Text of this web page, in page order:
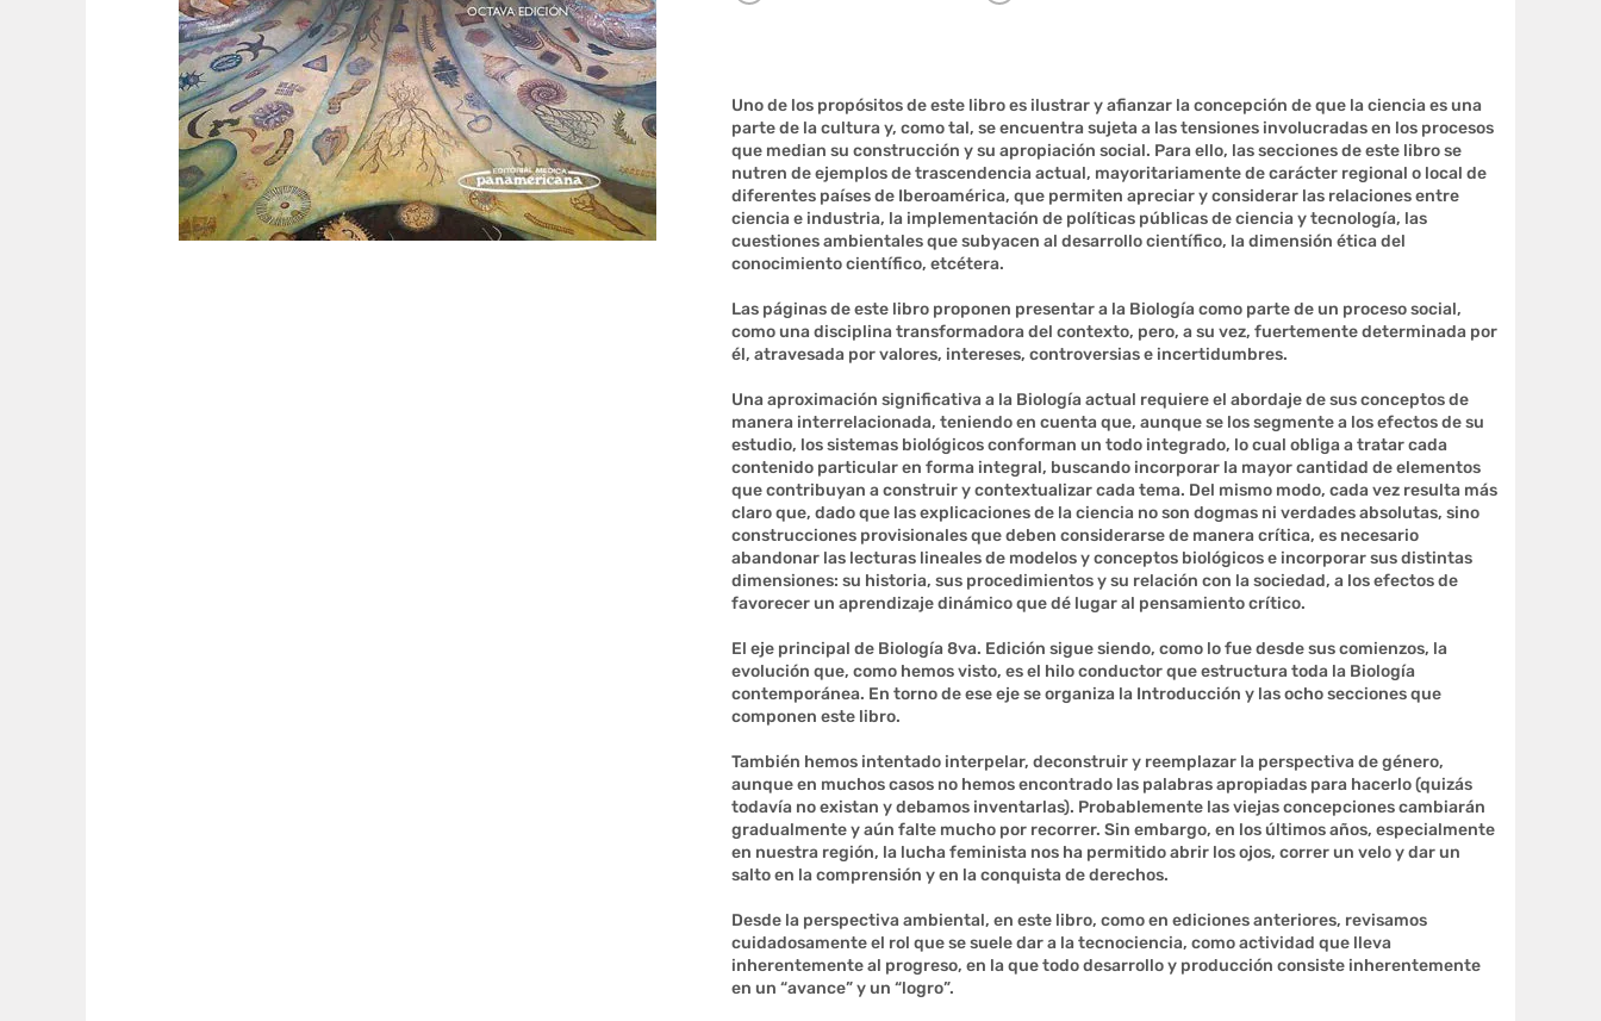
Uno de los propósitos de este libro es ilustrar y afianzar la concepción de que la ciencia es una
parte de la cultura y, como tal, se encuentra sujeta a las tensiones involucradas en los procesos
que median su construcción y su apropiación social. Para ello, las secciones de este libro se
nutren de ejemplos de trascendencia actual, mayoritariamente de carácter regional o local de
diferentes países de Iberoamérica, que permiten apreciar y considerar las relaciones entre
ciencia e industria, la implementación de políticas públicas de ciencia y tecnología, las
cuestiones ambientales que subyacen al desarrollo científico, la dimensión ética del
conocimiento científico, etcétera.
Las páginas de este libro proponen presentar a la Biología como parte de un proceso social,
como una disciplina transformadora del contexto, pero, a su vez, fuertemente determinada por
él, atravesada por valores, intereses, controversias e incertidumbres.
Una aproximación significativa a la Biología actual requiere el abordaje de sus conceptos de
manera interrelacionada, teniendo en cuenta que, aunque se los segmente a los efectos de su
estudio, los sistemas biológicos conforman un todo integrado, lo cual obliga a tratar cada
contenido particular en forma integral, buscando incorporar la mayor cantidad de elementos
que contribuyan a construir y contextualizar cada tema. Del mismo modo, cada vez resulta más
claro que, dado que las explicaciones de la ciencia no son dogmas ni verdades absolutas, sino
construcciones provisionales que deben considerarse de manera crítica, es necesario
abandonar las lecturas lineales de modelos y conceptos biológicos e incorporar sus distintas
dimensiones: su historia, sus procedimientos y su relación con la sociedad, a los efectos de
favorecer un aprendizaje dinámico que dé lugar al pensamiento crítico.
El eje principal de Biología 8va. Edición sigue siendo, como lo fue desde sus comienzos, la
evolución que, como hemos visto, es el hilo conductor que estructura toda la Biología
contemporánea. En torno de ese eje se organiza la Introducción y las ocho secciones que
componen este libro.
También hemos intentado interpelar, deconstruir y reemplazar la perspectiva de género,
aunque en muchos casos no hemos encontrado las palabras apropiadas para hacerlo (quizás
todavía no existan y debamos inventarlas). Probablemente las viejas concepciones cambiarán
gradualmente y aún falte mucho por recorrer. Sin embargo, en los últimos años, especialmente
en nuestra región, la lucha feminista nos ha permitido abrir los ojos, correr un velo y dar un
salto en la comprensión y en la conquista de derechos.
Desde la perspectiva ambiental, en este libro, como en ediciones anteriores, revisamos
cuidadosamente el rol que se suele dar a la tecnociencia, como actividad que lleva
inherentemente al progreso, en la que todo desarrollo y producción consiste inherentemente
en un “avance” y un “logro”.